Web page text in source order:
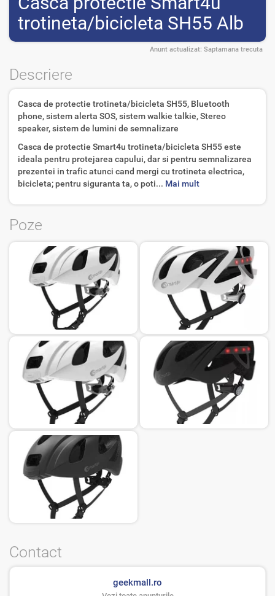
trotineta/bicicleta SH55 Alb
Anunt actualizat: Saptamana trecuta
Descriere
Casca de protectie trotineta/bicicleta SH55, Bluetooth
phone, sistem alerta SOS, sistem walkie talkie, Stereo
speaker, sistem de lumini de semnalizare
Casca de protectie Smart4u trotineta/bicicleta SH55 este
ideala pentru protejarea capului, dar si pentru semnalizarea
prezentei in trafic atunci cand mergi cu trotineta electrica,
bicicleta; pentru siguranta ta, o poti... Mai mult
Poze
Contact
geekmall.ro